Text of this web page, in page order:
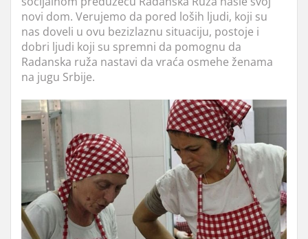
novi dom. Verujemo da pored loših ljudi, koji su
nas doveli u ovu bezizlaznu situaciju, postoje i
dobri ljudi koji su spremni da pomognu da
Radanska ruža nastavi da vraća osmehe ženama
na jugu Srbije.